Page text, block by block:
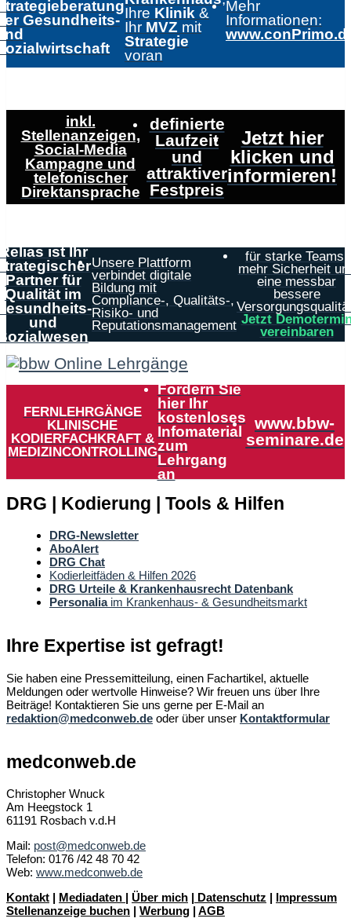
Gesundheits- Ihre Klinik &
Ihr MVZ mit
Strategie
voran
Mehr
Informationen:
inkl.
Stellenanzeigen,
Social-Media
Kampagne und
telefonischer
Direktansprache
definierte
Laufzeit
und
attraktiver
Festpreis
Jetzt hier
klicken und
informieren!
ist Ihr
Partner für
Qualität im
und
Unsere Plattform
verbindet digitale
Bildung mit
Compliance-, Qualitäts-,
Risiko- und
Reputationsmanagement
für starke Teams,
mehr Sicherheit
eine messbar
bessere
Jetzt
vereinbaren
FERNLEHRGÄNGE
KLINISCHE
KODIERFACHKRAFT &
MEDIZINCONTROLLING
Fordern Sie
hier Ihr
kostenloses
Infomaterial
zum
Lehrgang
an
www.bbw-
seminare.de
DRG | Kodierung | Tools & Hilfen
DRG-Newsletter
AboAlert
DRG Chat
Kodierleitfäden & Hilfen 2026
DRG Urteile & Krankenhausrecht Datenbank
Personaliaim Krankenhaus- & Gesundheitsmarkt
Ihre Expertise ist gefragt!
Sie haben eine Pressemitteilung, einen Fachartikel, aktuelle
Meldungen oder wertvolle Hinweise? Wir freuen uns über Ihre
Beiträge! Kontaktieren Sie uns gerne per E-Mail an
redaktion@medconweb.de oder über unser Kontaktformular
medconweb.de
Christopher Wnuck
Am Heegstock 1
61191 Rosbach v.d.H
Mail: post@medconweb.de
Telefon: 0176 /42 48 70 42
Web: www.medconweb.de
Kontakt | Mediadaten | Über mich | Datenschutz | Impressum
Stellenanzeige buchen | Werbung | AGB